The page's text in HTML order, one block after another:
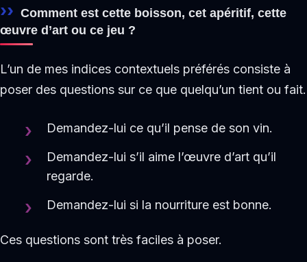
Comment est cette boisson, cet apéritif, cette
œuvre d’art ou ce jeu ?
L’un de mes indices contextuels préférés consiste à
poser des questions sur ce que quelqu’un tient ou fait.
Demandez-lui ce qu’il pense de son vin.
Demandez-lui s’il aime l’œuvre d’art qu’il
regarde.
Demandez-lui si la nourriture est bonne.
Ces questions sont très faciles à poser.